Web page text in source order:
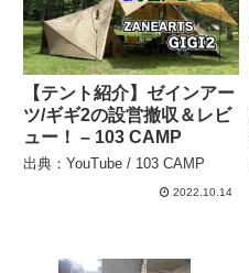
【テント紹介】ゼインアー
ツ/ギギ2の設営撤収＆レビ
ュー！ – 103 CAMP
出典：YouTube / 103 CAMP
2022.10.14